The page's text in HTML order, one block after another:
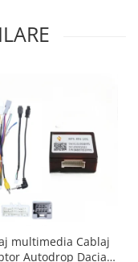
multimedia Cablaj
Autodrop Dacia